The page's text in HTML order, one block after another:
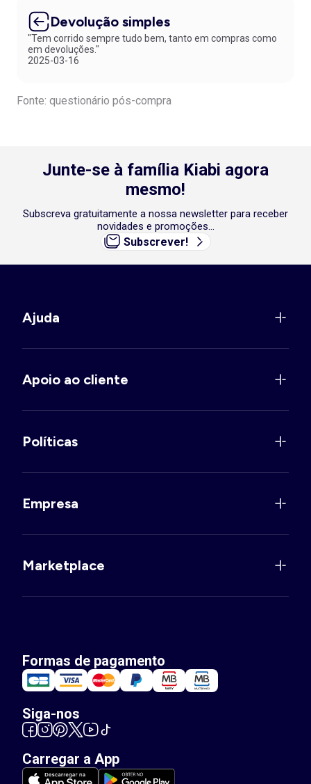
Devolução simples
"Tem corrido sempre tudo bem, tanto em compras como
em devoluções."
2025-03-16
Fonte: questionário pós-compra
Junte-se à família Kiabi agora
mesmo!
Subscreva gratuitamente a nossa newsletter para receber
novidades e promoções...
Subscrever!
Ajuda
Apoio ao cliente
Políticas
Empresa
Marketplace
Formas de pagamento
Siga-nos
Carregar a App